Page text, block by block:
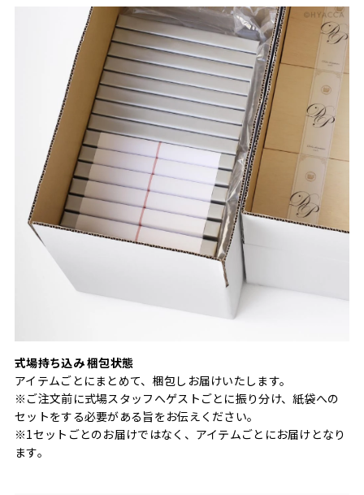
式場持ち込み 梱包状態
アイテムごとにまとめて、梱包しお届けいたします。
※ご注文前に式場スタッフへゲストごとに振り分け、紙袋への
セットをする必要がある旨をお伝えください。
※1セットごとのお届けではなく、アイテムごとにお届けとなり
ます。